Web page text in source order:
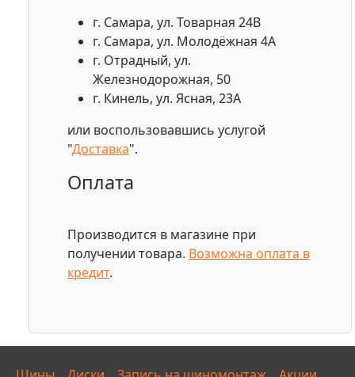
г. Самара, ул. Товарная 24В
г. Самара, ул. Молодёжная 4А
г. Отрадный, ул.
Железнодорожная, 50
г. Кинель, ул. Ясная, 23А
или воспользовавшись услугой
"Доставка".
Оплата
Производится в магазине при
получении товара. Возможна оплата в
кредит.